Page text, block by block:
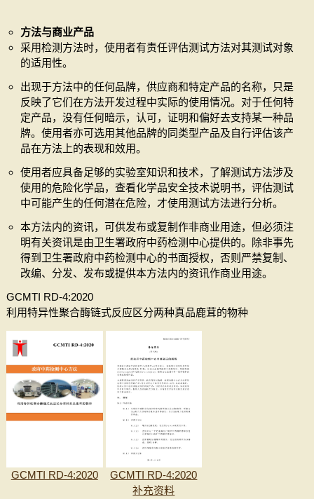
方法与商业产品
采用检测方法时，使用者有责任评估测试方法对其测试对象
的适用性。
出现于方法中的任何品牌，供应商和特定产品的名称，只是
反映了它们在方法开发过程中实际的使用情况。对于任何特
定产品，没有任何暗示，认可，证明和偏好去支持某一种品
牌。使用者亦可选用其他品牌的同类型产品及自行评估该产
品在方法上的表现和效用。
使用者应具备足够的实验室知识和技术，了解测试方法涉及
使用的危险化学品，查看化学品安全技术说明书，评估测试
中可能产生的任何潜在危险，才使用测试方法进行分析。
本方法内的资讯，可供发布或复制作非商业用途，但必须注
明有关资讯是由卫生署政府中药检测中心提供的。除非事先
得到卫生署政府中药检测中心的书面授权，否则严禁复制、
改编、分发、发布或提供本方法内的资讯作商业用途。
GCMTI RD-4:2020
利用特异性聚合酶链式反应区分两种真品鹿茸的物种
GCMTI RD-4:2020
GCMTI RD-4:2020
补充资料